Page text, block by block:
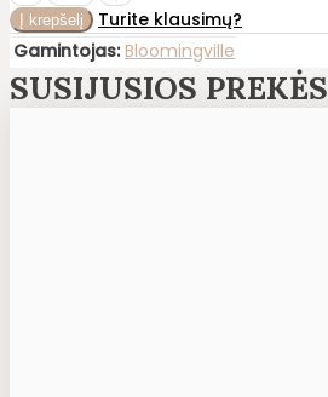
Turite klausimų?
Gamintojas: Bloomingville
SUSIJUSIOS PREKĖS